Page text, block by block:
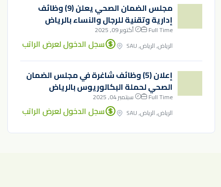
مجلس الضمان الصحي يعلن (9) وظائف
إدارية وتقنية للرجال والنساء بالرياض
Full Time
أكتوبر 09, 2025
الرياض, الرياض, SAU
سجل الدخول لعرض الراتب
إعلان (5) وظائف شاغرة في مجلس الضمان
الصحي لحملة البكالوريوس بالرياض
Full Time
سبتمبر 04, 2025
الرياض, الرياض, SAU
سجل الدخول لعرض الراتب